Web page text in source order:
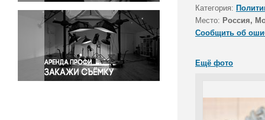
Светская жизнь
Спорт
Экология
Экономика и бизнес
Категория:
Место: Россия,
Сообщить об
Ещё фото